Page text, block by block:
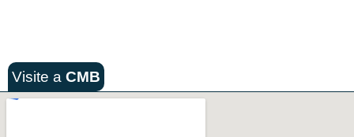
Visite a CMB